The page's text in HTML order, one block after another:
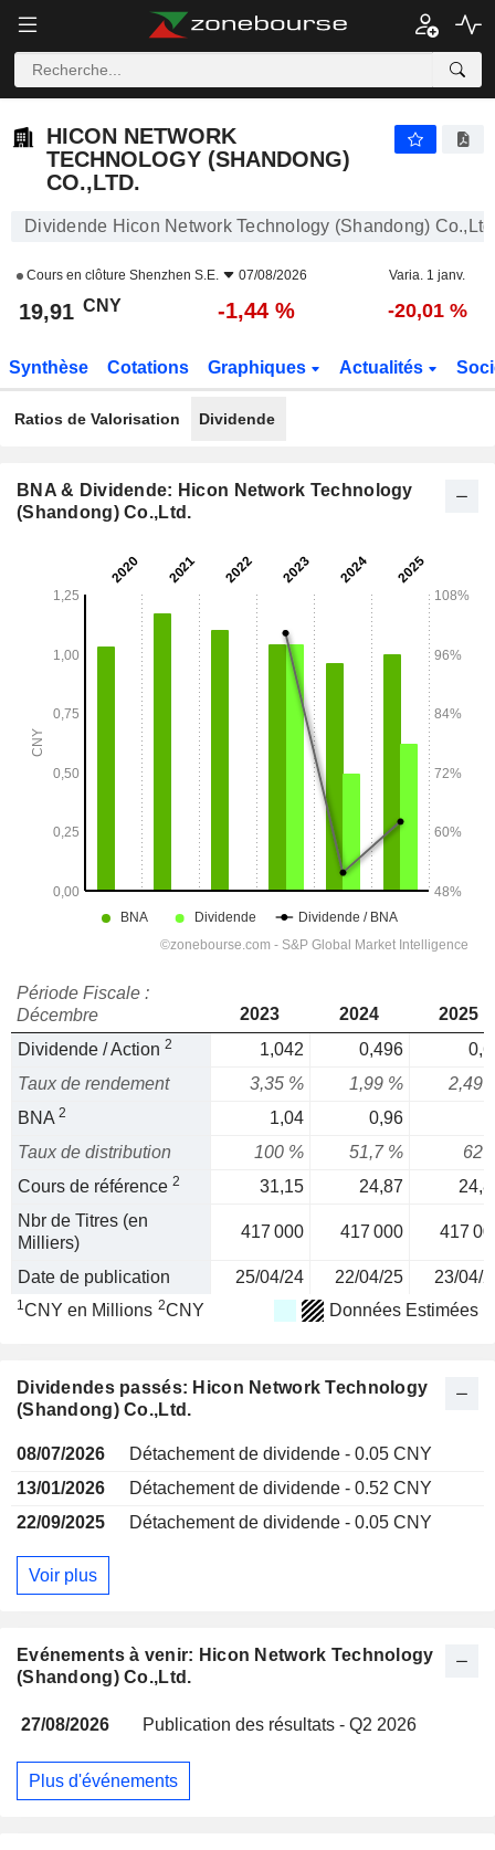
HICON NETWORK
TECHNOLOGY (SHANDONG)
CO.,LTD.
Dividende Hicon Network Technology (Shandong)
Cours en clôture Shenzhen S.E. 07/08/2026 Varia. 1 janv.
19,91 CNY -1,44 % -20,01 %
Synthèse Cotations Graphiques Actualités
Ratios de Valorisation Dividende
BNA & Dividende: Hicon Network Technology
(Shandong) Co.,Ltd.
Période Fiscale :
Décembre
2023 2024
2025
Dividende / Action 2 1,042 0,496
Taux de rendement
3,35 % 1,99 %
2,49
BNA 2 1,04 0,96
Taux de distribution
100 % 51,7 %
62
Cours de référence 2 31,15 24,87
Nbr de Titres (en
Milliers)
417 000 417 000 417
Date de publication 25/04/24 22/04/25 23/04/
1CNY en Millions 2CNY Données Estimées
Dividendes passés: Hicon Network Technology
(Shandong) Co.,Ltd.
08/07/2026
Détachement de dividende - 0.05 CNY
13/01/2026
Détachement de dividende - 0.52 CNY
22/09/2025
Détachement de dividende - 0.05 CNY
Voir plus
Evénements à venir: Hicon Network Technology
(Shandong) Co.,Ltd.
27/08/2026 Publication des résultats - Q2 2026
Plus d'événements